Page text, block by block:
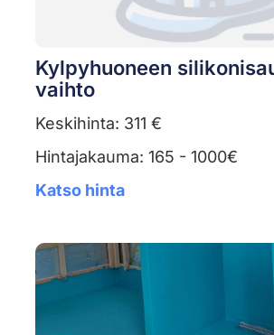
Kylpyhuoneen
vaihto
Keskihinta: 311 €
Hintajakauma: 165 - 1000€
Katso hinta